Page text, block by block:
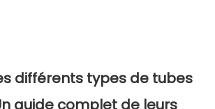
différents types de tubes
guide complet de leurs